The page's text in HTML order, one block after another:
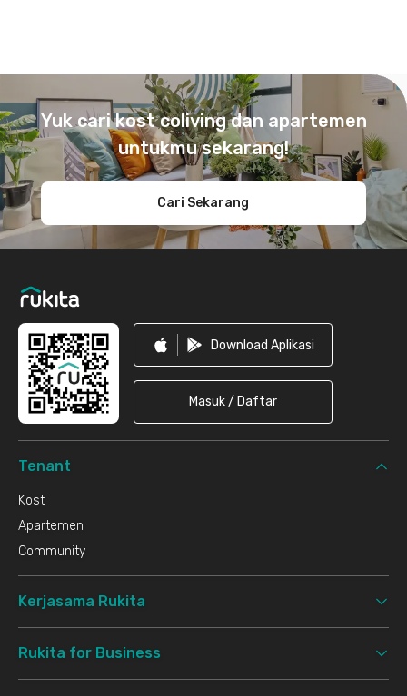
Yuk cari kost coliving dan apartemen
untukmu sekarang!
Cari Sekarang
Download Aplikasi
Masuk / Daftar
Tenant
Kost
Apartemen
Community
Kerjasama Rukita
Rukita for Business